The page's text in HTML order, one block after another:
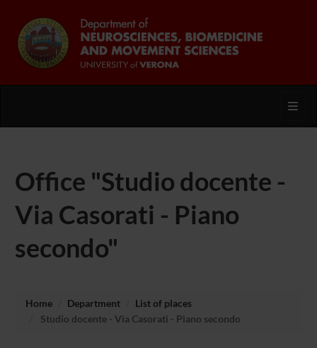
Office "Studio docente -
Via Casorati - Piano
secondo"
Home Department
List of places
Studio docente - Via Casorati - Piano secondo